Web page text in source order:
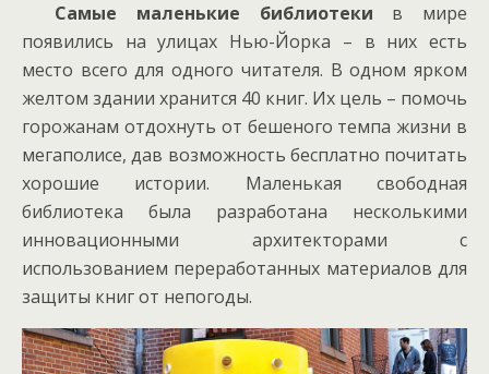
Самые маленькие библиотеки в мире
появились на улицах Нью-Йорка – в них есть
место всего для одного читателя. В одном ярком
желтом здании хранится 40 книг. Их цель – помочь
горожанам отдохнуть от бешеного темпа жизни в
мегаполисе, дав возможность бесплатно почитать
хорошие истории. Маленькая свободная
библиотека была разработана несколькими
инновационными архитекторами с
использованием переработанных материалов для
защиты книг от непогоды.